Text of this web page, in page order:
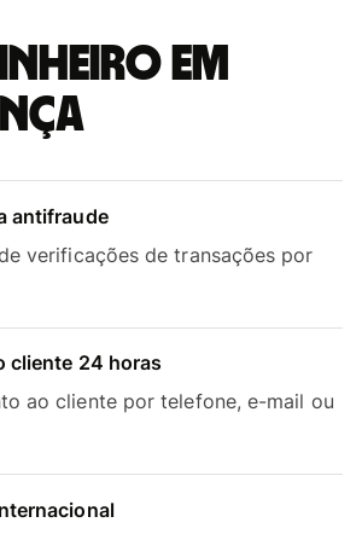
em
antifraude
verificações de transações por
cliente 24 horas
ao cliente por telefone, e-mail ou